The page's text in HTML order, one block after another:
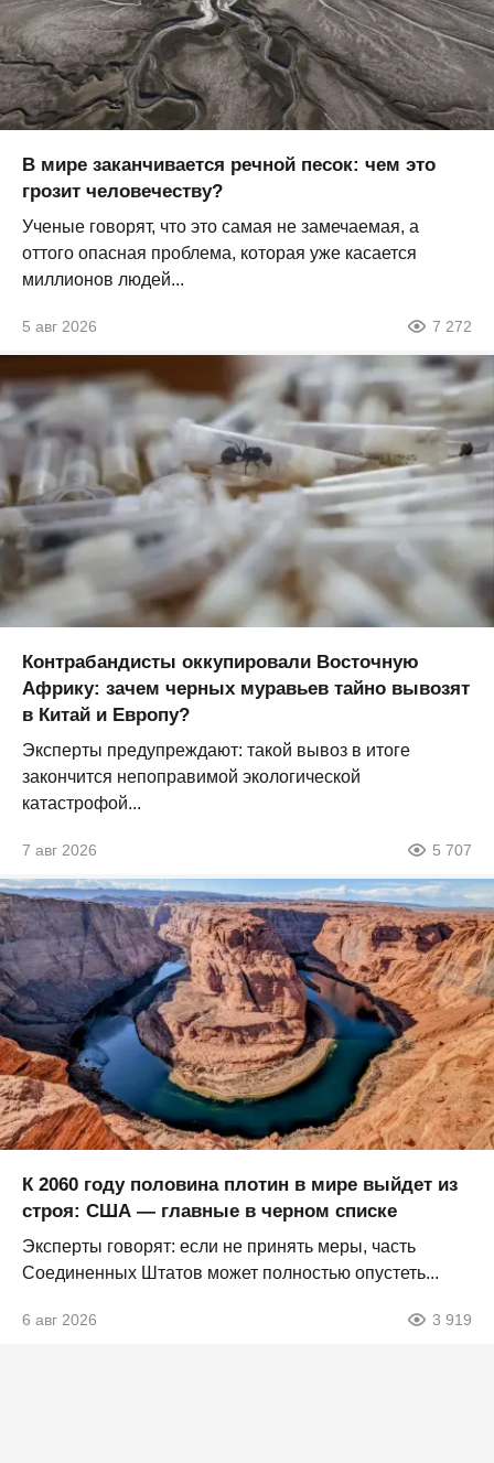
В мире заканчивается речной песок: чем это
грозит человечеству?
Ученые говорят, что это самая не замечаемая, а
оттого опасная проблема, которая уже касается
миллионов людей...
5 авг 2026 7 272
Контрабандисты оккупировали Восточную
Африку: зачем черных муравьев тайно вывозят
в Китай и Европу?
Эксперты предупреждают: такой вывоз в итоге
закончится непоправимой экологической
катастрофой...
7 авг 2026 5 707
К 2060 году половина плотин в мире выйдет из
строя: США — главные в черном списке
Эксперты говорят: если не принять меры, часть
Соединенных Штатов может полностью опустеть...
6 авг 2026 3 919